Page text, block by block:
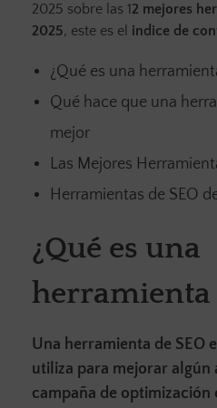
2025 sobre las 12 mejores
2025, este es el indice de
¿Qué es una
Qué hace que una
mejor
Las Mejores
Herramientas de SEO
¿Qué es una
herramienta
Una herramienta de SEO
utiliza para mejorar algún
campaña de optimización